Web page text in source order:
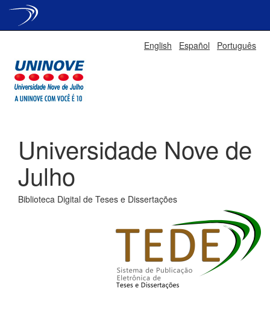
English Español Português
Universidade Nove de
Julho
Biblioteca Digital de Teses e Dissertações